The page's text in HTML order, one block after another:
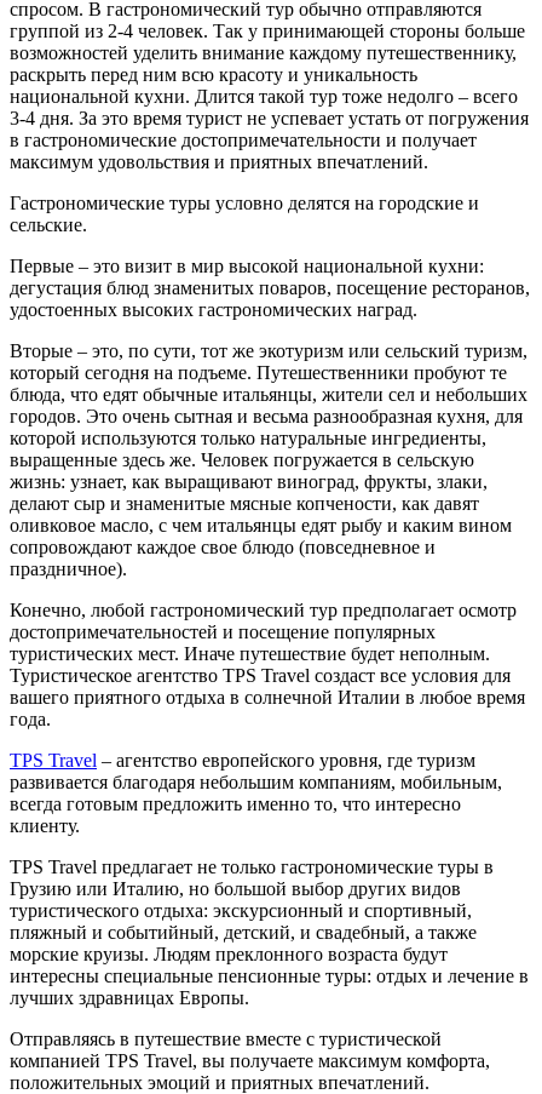
спросом. В гастрономический тур обычно отправляются
группой из 2-4 человек. Так у принимающей стороны больше
возможностей уделить внимание каждому путешественнику,
раскрыть перед ним всю красоту и уникальность
национальной кухни. Длится такой тур тоже недолго – всего
3-4 дня. За это время турист не успевает устать от погружения
в гастрономические достопримечательности и получает
максимум удовольствия и приятных впечатлений.
Гастрономические туры условно делятся на городские и
сельские.
Первые – это визит в мир высокой национальной кухни:
дегустация блюд знаменитых поваров, посещение ресторанов,
удостоенных высоких гастрономических наград.
Вторые – это, по сути, тот же экотуризм или сельский туризм,
который сегодня на подъеме. Путешественники пробуют те
блюда, что едят обычные итальянцы, жители сел и небольших
городов. Это очень сытная и весьма разнообразная кухня, для
которой используются только натуральные ингредиенты,
выращенные здесь же. Человек погружается в сельскую
жизнь: узнает, как выращивают виноград, фрукты, злаки,
делают сыр и знаменитые мясные копчености, как давят
оливковое масло, с чем итальянцы едят рыбу и каким вином
сопровождают каждое свое блюдо (повседневное и
праздничное).
Конечно, любой гастрономический тур предполагает осмотр
достопримечательностей и посещение популярных
туристических мест. Иначе путешествие будет неполным.
Туристическое агентство TPS Travel создаст все условия для
вашего приятного отдыха в солнечной Италии в любое время
года.
TPS Travel – агентство европейского уровня, где туризм
развивается благодаря небольшим компаниям, мобильным,
всегда готовым предложить именно то, что интересно
клиенту.
TPS Travel предлагает не только гастрономические туры в
Грузию или Италию, но большой выбор других видов
туристического отдыха: экскурсионный и спортивный,
пляжный и событийный, детский, и свадебный, а также
морские круизы. Людям преклонного возраста будут
интересны специальные пенсионные туры: отдых и лечение в
лучших здравницах Европы.
Отправляясь в путешествие вместе с туристической
компанией TPS Travel, вы получаете максимум комфорта,
положительных эмоций и приятных впечатлений.